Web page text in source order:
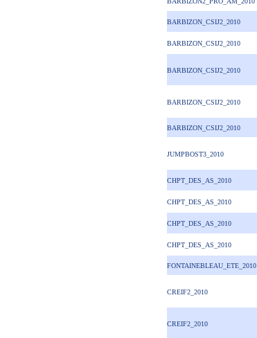
BARBIZON_CSIJ2_2010
BARBIZON_CSIJ2_2010
BARBIZON_CSIJ2_2010
BARBIZON_CSIJ2_2010
BARBIZON_CSIJ2_2010
JUMPBOST3_2010
CHPT_DES_AS_2010
CHPT_DES_AS_2010
CHPT_DES_AS_2010
CHPT_DES_AS_2010
FONTAINEBLEAU_ETE_2010
CREIF2_2010
CREIF2_2010